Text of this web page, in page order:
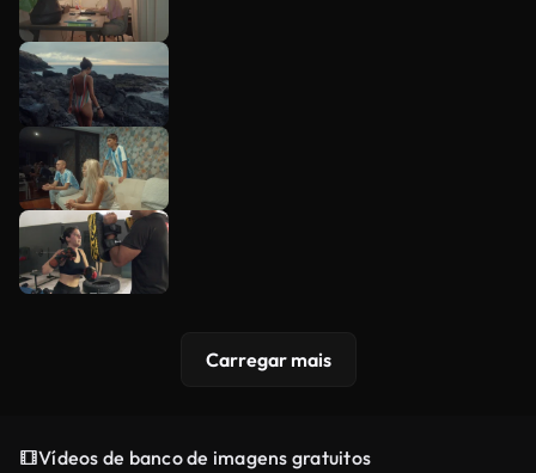
Carregar mais
Vídeos de banco de imagens gratuitos